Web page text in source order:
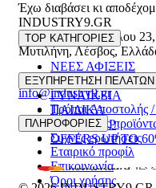
Έχω διαβάσει κι
INDUSTRY9.GR
Ελευθέριου Βενιζέλου 23,
Μυτιλήνη,Λέσβος,
22510 55629
info@industry9.gr
TOP ΚΑΤΗΓΟΡΙΕΣ
ΝΕΕΣ ΑΦΙΞΕΙΣ
ΑΝΔΡΙΚΑ
ΓΥΝΑΙΚΕΙΑ
ΠΑΙΔΙΚΑ
ΑΞΕΣΟΥΑΡ
OFFERS UP TO
ΕΞΥΠΗΡΕΤΗΣΗ ΠΕΛΑΤΩΝ
Τρόποι Αποστολής
Επιστροφές
Συχνές ερωτήσεις
ΠΛΗΡΟΦΟΡΙΕΣ
Εταιρικό προφίλ
Επικοινωνία
Όροι χρήσης